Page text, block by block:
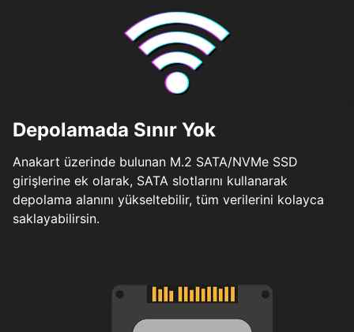
Depolamada Sınır Yok
Anakart üzerinde bulunan M.2 SATA/NVMe SSD
girişlerine ek olarak, SATA slotlarını kullanarak
depolama alanını yükseltebilir, tüm verilerini kolayca
saklayabilirsin.